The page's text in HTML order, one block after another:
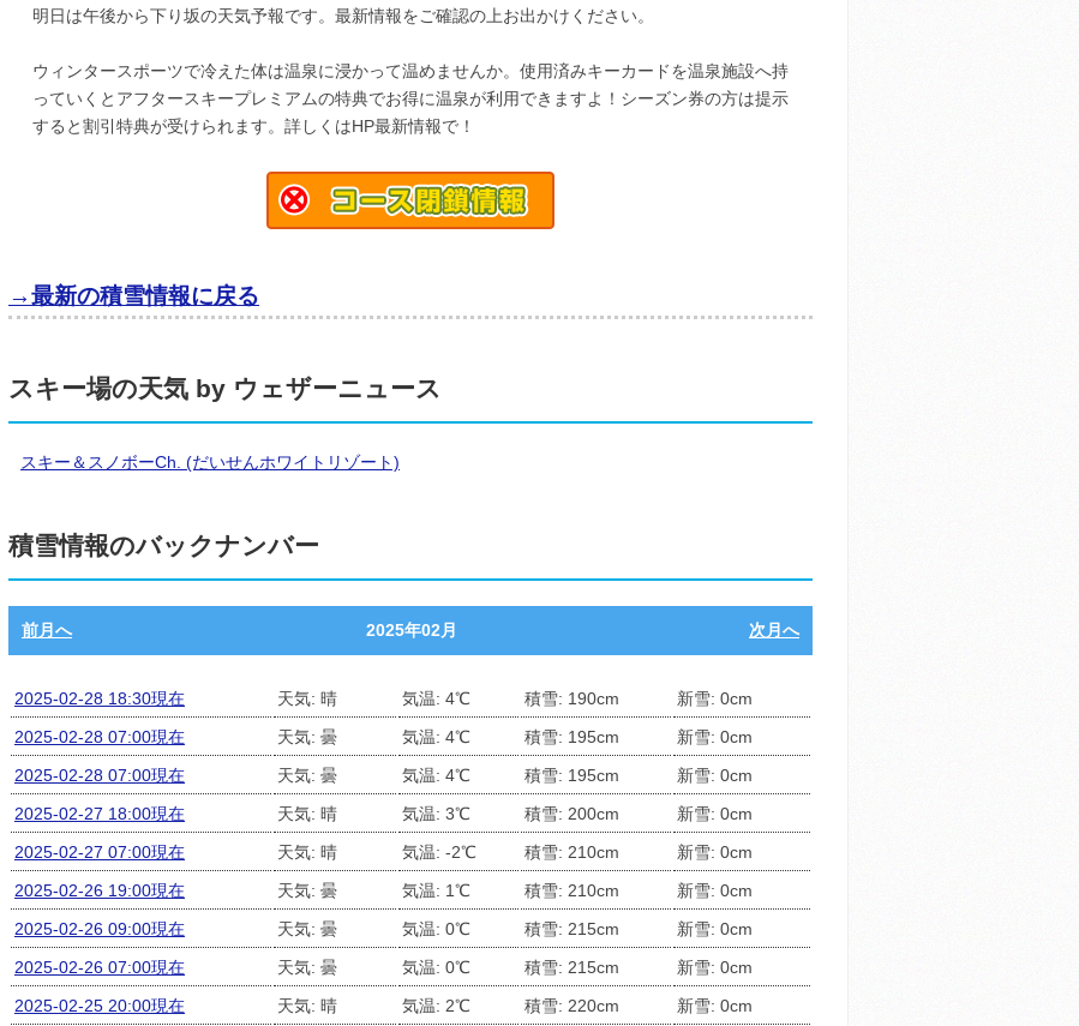
明日は午後から下り坂の天気予報です。最新情報をご確認の上お出かけください。
ウィンタースポーツで冷えた体は温泉に浸かって温めませんか。使用済みキーカードを温泉施設へ持
っていくとアフタースキープレミアムの特典でお得に温泉が利用できますよ！シーズン券の方は提示
すると割引特典が受けられます。詳しくはHP最新情報で！
→最新の積雪情報に戻る
スキー場の天気 by ウェザーニュース
スキー＆スノボーCh. (だいせんホワイトリゾート)
積雪情報のバックナンバー
前月へ 2025年02月 次月へ
2025-02-28 18:30現在 天気: 晴 気温: 4℃ 積雪: 190cm
新雪: 0cm
2025-02-28 07:00現在
天気: 曇 気温: 4℃ 積雪: 195cm
新雪: 0cm
2025-02-28 07:00現在
天気: 曇 気温: 4℃ 積雪: 195cm
新雪: 0cm
2025-02-27 18:00現在
天気: 晴 気温: 3℃ 積雪: 200cm
新雪: 0cm
2025-02-27 07:00現在
天気: 晴 気温: -2℃ 積雪: 210cm
新雪: 0cm
2025-02-26 19:00現在
天気: 曇 気温: 1℃ 積雪: 210cm
新雪: 0cm
2025-02-26 09:00現在
天気: 曇 気温: 0℃ 積雪: 215cm
新雪: 0cm
2025-02-26 07:00現在
天気: 曇 気温: 0℃ 積雪: 215cm
新雪: 0cm
2025-02-25 20:00現在
天気: 晴 気温: 2℃ 積雪: 220cm
新雪: 0cm